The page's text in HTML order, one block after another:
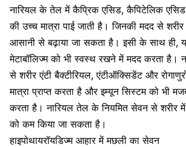
नारियल के तेल में कैप्रिक एसिड, कैपिटेलिक
की उच्च मात्रा पाई जाती है। जिनकी मदद से शरीर
आसानी से बढ़ाया जा सकता है। इसी के साथ ही,
मेटाबॉलिज्म को भी स्वस्थ रखने में मदद करता है।
से शरीर एंटी बैक्टीरियल, एंटीऑक्सिडेंट और
मात्रा प्राप्त करता है और इम्यून सिस्टम को भी
करता है। नारियल तेल के नियमित सेवनसे शरीर
को कम किया जा सकता है।
हाइपोथायरॉयडिज्म आहार में मछली का सेवन